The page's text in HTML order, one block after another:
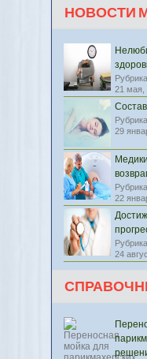
НОВОСТИ
21 мая,
29
22
24